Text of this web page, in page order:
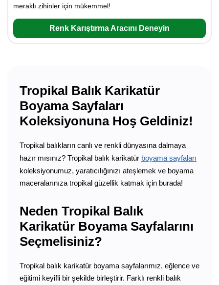
meraklı zihinler için mükemmel!
Renk Karıştırma Aracını Deneyin
Tropikal Balık Karikatür
Boyama Sayfaları
Koleksiyonuna Hoş Geldiniz!
Tropikal balıkların canlı ve renkli dünyasına dalmaya
hazır mısınız? Tropikal balık karikatür boyama sayfaları
koleksiyonumuz, yaratıcılığınızı ateşlemek ve boyama
maceralarınıza tropikal güzellik katmak için burada!
Neden Tropikal Balık
Karikatür Boyama Sayfalarını
Seçmelisiniz?
Tropikal balık karikatür boyama sayfalarımız, eğlence ve
eğitimi keyifli bir şekilde birleştirir. Farklı renkli balık